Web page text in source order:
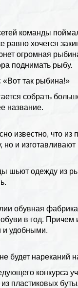
команды
равно хочется
огромная
поднимать рыбу.
«Вот так рыбина!»
собрать
название.
известно, что
но и
шьют одежду из
обувная
в год. Причем
и удобными.
будет нареканий
конкурса
пластиковых